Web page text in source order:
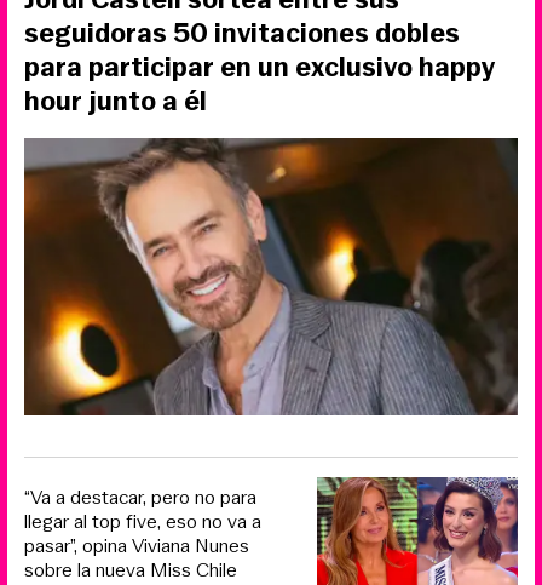
seguidoras 50 invitaciones dobles
para participar en un exclusivo happy
hour junto a él
“Va a destacar, pero no para
llegar al top five, eso no va a
pasar”, opina Viviana Nunes
sobre la nueva Miss Chile